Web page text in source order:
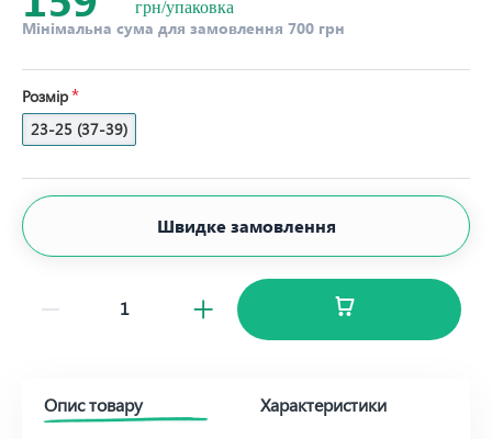
грн/упаковка
Мінімальна сума для замовлення 700 грн
Розмір
23-25 (37-39)
Швидке замовлення
Опис товару Характеристики